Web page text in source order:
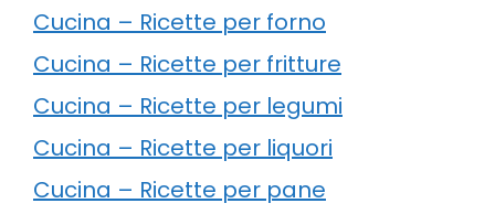
Cucina – Ricette per forno
Cucina – Ricette per fritture
Cucina – Ricette per legumi
Cucina – Ricette per liquori
Cucina – Ricette per pane